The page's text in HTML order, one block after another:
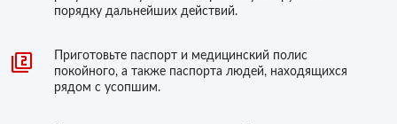
порядку дальнейших действий.
Приготовьте паспорт и медицинский полис
покойного, а также паспорта людей, находящихся
рядом с усопшим.